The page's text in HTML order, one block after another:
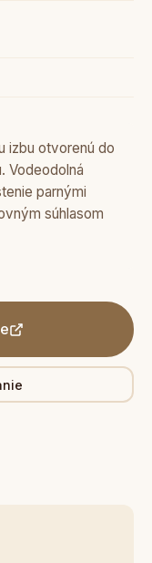
otvorenú do
Vodeodolná
parnými
súhlasom